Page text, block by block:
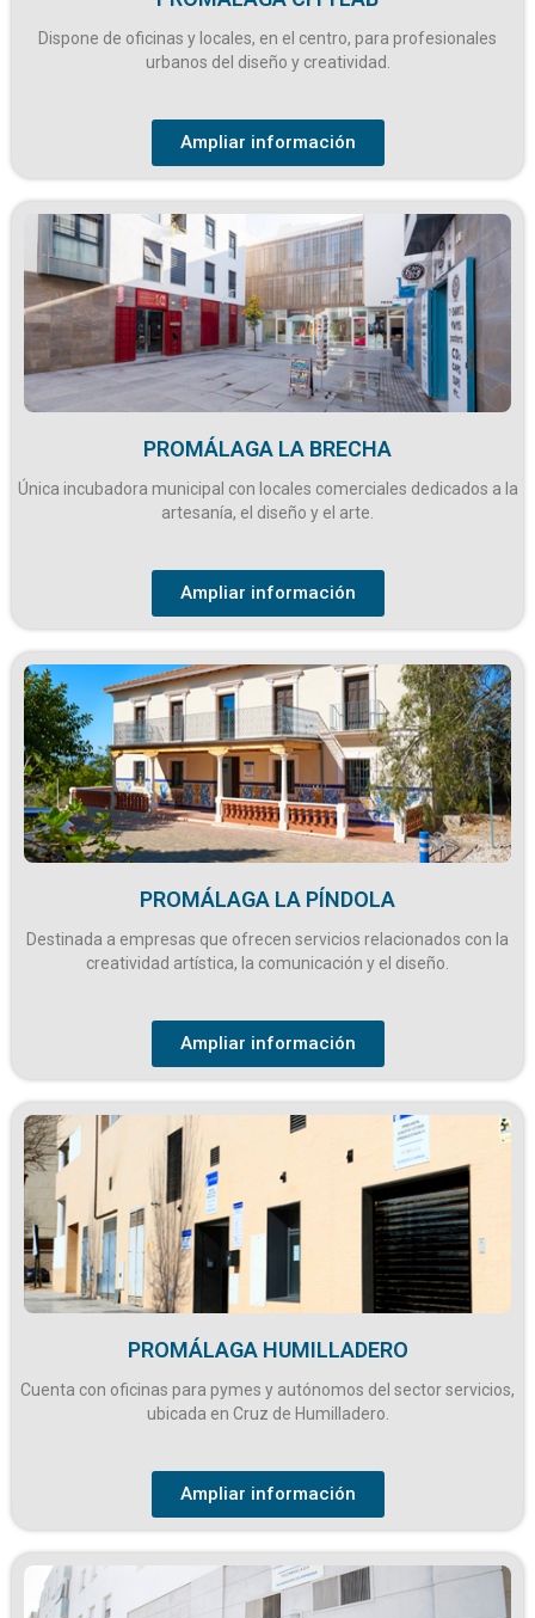
Dispone de oficinas y locales, en el centro, para profesionales
urbanos del diseño y creatividad.
Ampliar información
PROMÁLAGA LA BRECHA
Única incubadora municipal con locales comerciales dedicados a la
artesanía, el diseño y el arte.
Ampliar información
PROMÁLAGA LA PÍNDOLA
Destinada a empresas que ofrecen servicios relacionados con la
creatividad artística, la comunicación y el diseño.
Ampliar información
PROMÁLAGA HUMILLADERO
Cuenta con oficinas para pymes y autónomos del sector servicios,
ubicada en Cruz de Humilladero.
Ampliar información